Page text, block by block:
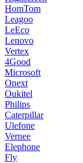
HomTom
Leagoo
LeEco
Lenovo
Vertex
4Good
Microsoft
Onext
Oukitel
Philips
Caterpillar
Ulefone
Vernee
Elephone
Fly